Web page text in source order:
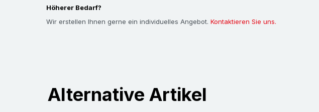
Höherer Bedarf?
Wir erstellen Ihnen gerne ein individuelles Angebot. Kontaktieren Sie uns.
Alternative Artikel